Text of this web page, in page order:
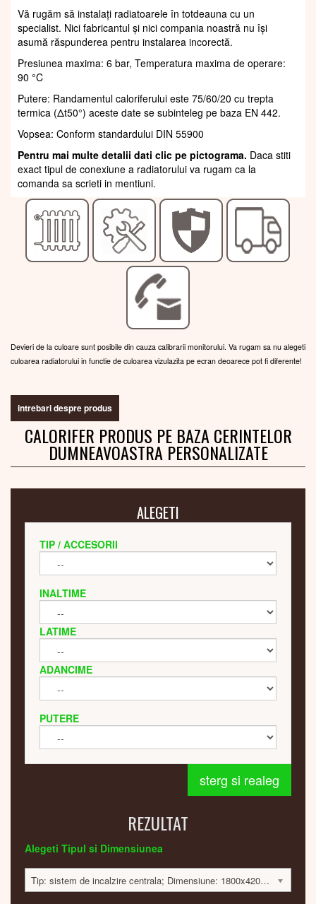
Vă rugăm să instalați radiatoarele în totdeauna cu un
specialist. Nici fabricantul și nici compania noastră nu își
asumă răspunderea pentru instalarea incorectă.
Presiunea maxima: 6 bar, Temperatura maxima de operare:
90 °C
Putere: Randamentul caloriferului este 75/60/20 cu trepta
termica (Δt50°) aceste date se subinteleg pe baza EN 442.
Vopsea: Conform standardului DIN 55900
Pentru mai multe detalii dati clic pe pictograma. Daca stiti
exact tipul de conexiune a radiatorului va rugam ca la
comanda sa scrieti in mentiuni.
Devieri de la culoare sunt posibile din cauza calibrarii monitorului. Va rugam sa nu alegeti
culoarea radiatorului in functie de culoarea vizulazita pe ecran deoarece pot fi diferente!
intrebari despre produs
CALORIFER PRODUS PE BAZA CERINTELOR
DUMNEAVOASTRA PERSONALIZATE
ALEGETI
TIP / ACCESORII
INALTIME
LATIME
ADANCIME
PUTERE
sterg si realeg
REZULTAT
Alegeti Tipul si Dimensiunea
Tip: sistem de incalzire centrala; Dimensiune: 1800x420x60; 584 Watt; 7100 lei